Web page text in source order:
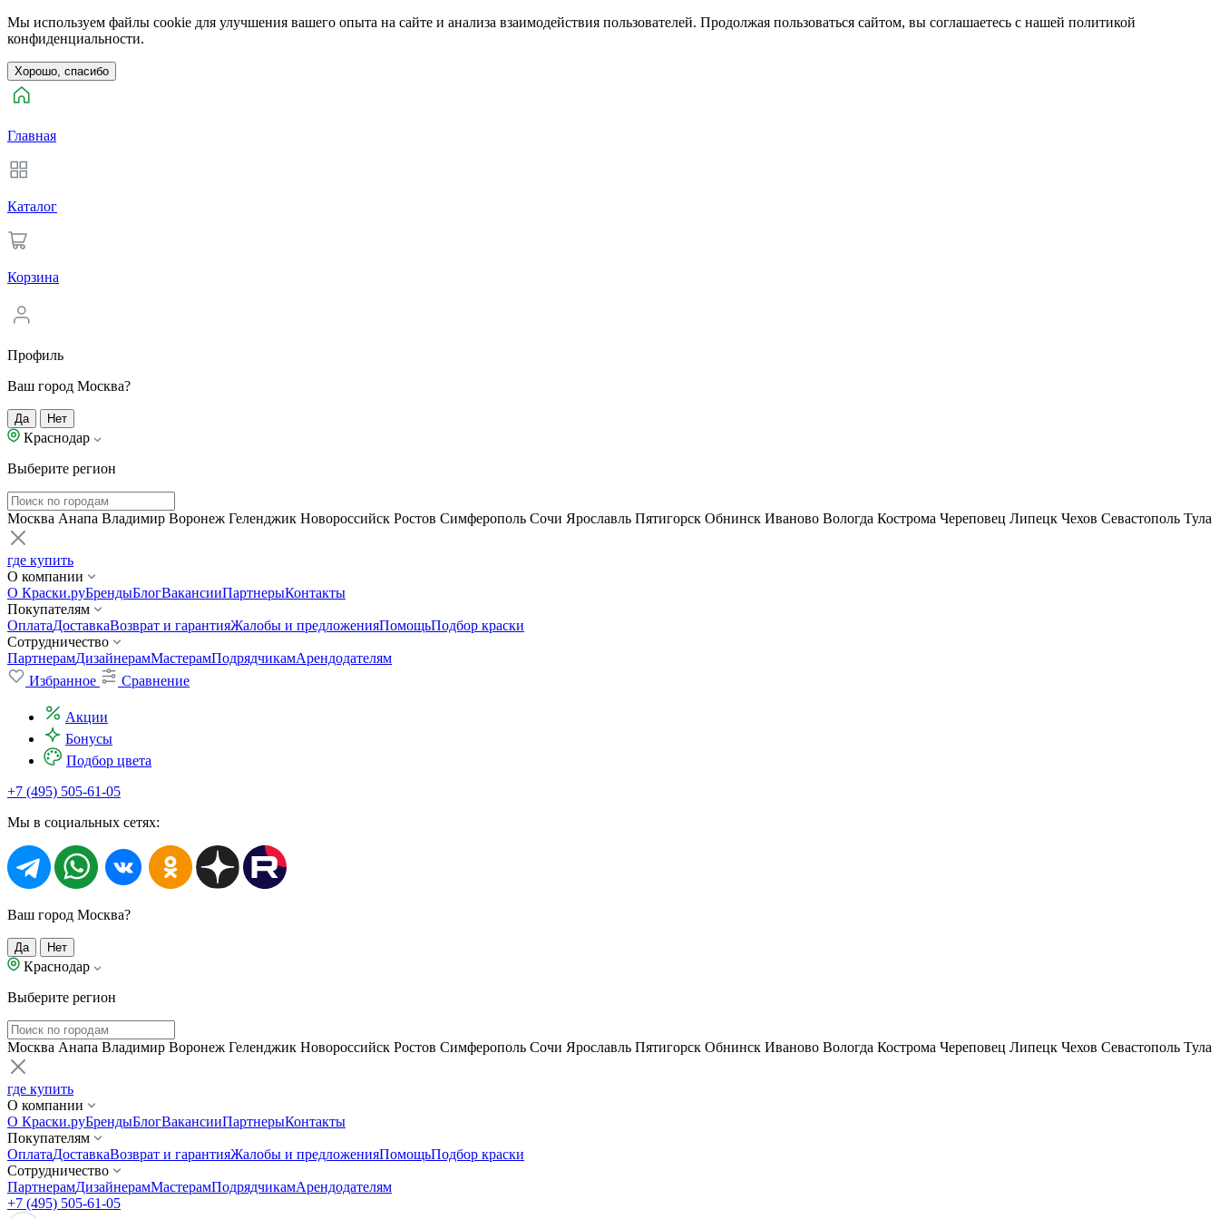
Мы используем файлы cookie для улучшения вашего опыта на сайте и анализа взаимодействия пользователей. Продолжая пользоваться сайтом, вы соглашаетесь с нашей политикой
конфиденциальности.
Хорошо, спасибо
Главная
Каталог
Корзина
Профиль
Ваш город Москва?
Да Нет
Краснодар
Выберите регион
Москва Анапа Владимир Воронеж Геленджик Новороссийск Ростов Симферополь Сочи Ярославль Пятигорск Обнинск Иваново Вологда Кострома Череповец Липецк Чехов Севастополь Тула
где купить
О компании
О Краски.руБрендыБлогВакансииПартнерыКонтакты
Покупателям
ОплатаДоставкаВозврат и гарантияЖалобы и предложенияПомощьПодбор краски
Сотрудничество
ПартнерамДизайнерамМастерамПодрядчикамАрендодателям
Избранное
Сравнение
Акции
Бонусы
Подбор цвета
+7 (495) 505-61-05
Мы в социальных сетях:
Ваш город Москва?
Да Нет
Краснодар
Выберите регион
Москва Анапа Владимир Воронеж Геленджик Новороссийск Ростов Симферополь Сочи Ярославль Пятигорск Обнинск Иваново Вологда Кострома Череповец Липецк Чехов Севастополь Тула
где купить
О компании
О Краски.руБрендыБлогВакансииПартнерыКонтакты
Покупателям
ОплатаДоставкаВозврат и гарантияЖалобы и предложенияПомощьПодбор краски
Сотрудничество
ПартнерамДизайнерамМастерамПодрядчикамАрендодателям
+7 (495) 505-61-05